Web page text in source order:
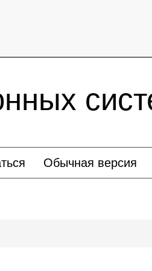
Обычная версия